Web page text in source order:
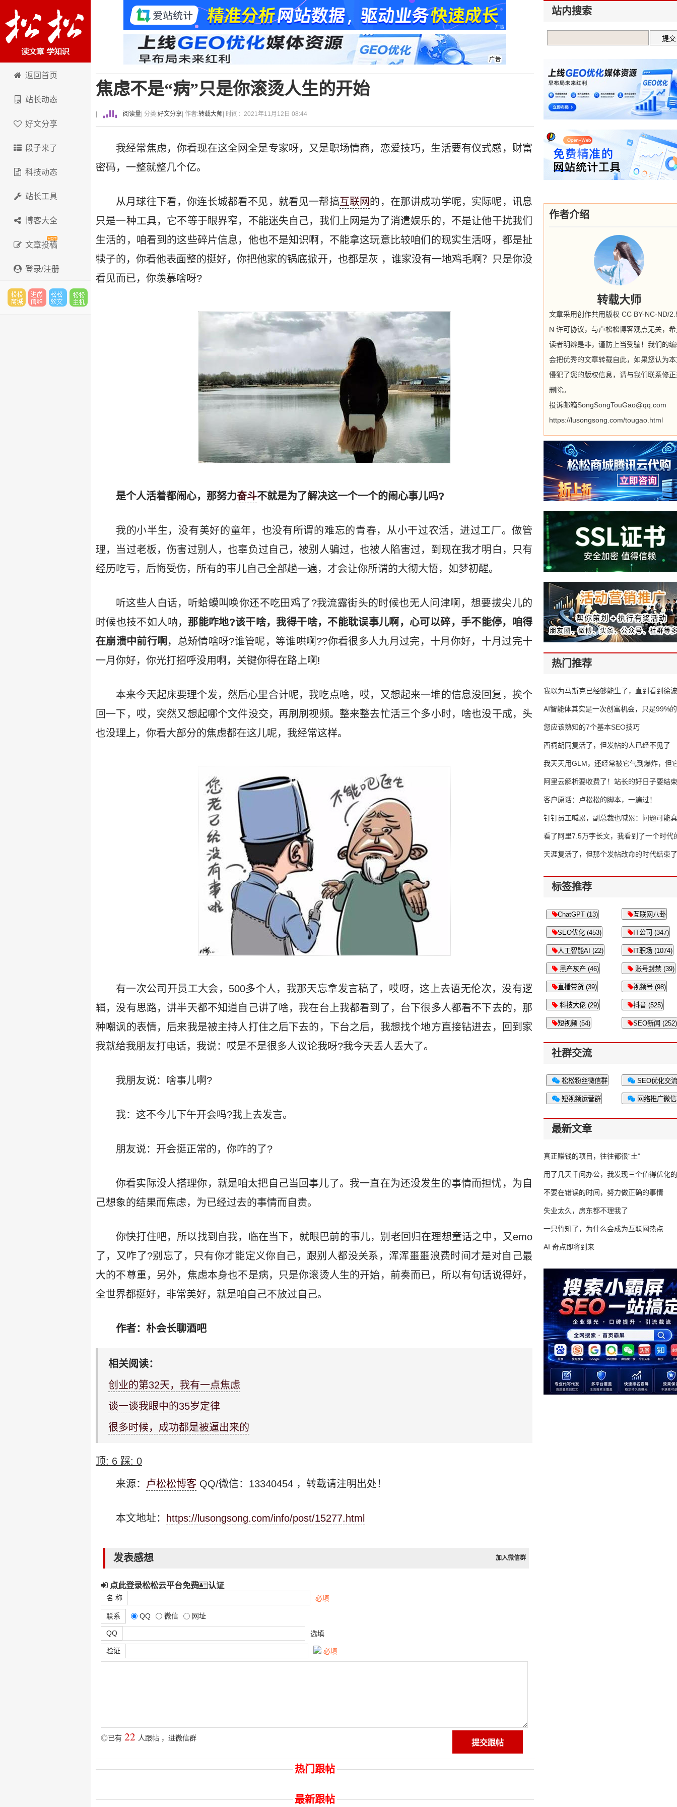
卢松松博客
返回首页
站长动态
好文分享
段子来了
科技动态
站长工具
博客大全
文章投稿
登录/注册
焦虑不是“病”只是你滚烫人生的开始
阅读量 | 分类:好文分享 | 作者:转载大师 | 时间：2021年11月12日 08:44
我经常焦虑，你看现在这全网全是专家呀，又是职场情商，恋爱技巧，生活要有仪式感，财富
密码，一整就整几个亿。
从月球往下看，你连长城都看不见，就看见一帮搞 互联网 的，在那讲成功学呢，实际呢，讯息
只是一种工具，它不等于眼界窄，不能迷失自己，我们上网是为了消遣娱乐的，不是让他干扰我们
生活的，咱看到的这些碎片信息，他也不是知识啊，不能拿这玩意比较咱们的现实生活呀，都是扯
犊子的，你看他表面整的挺好，你把他家的锅底掀开，也都是灰 ，谁家没有一地鸡毛啊？只是你没
看见而已，你羡慕啥呀?
是个人活着都闹心，那努力奋斗不就是为了解决这一个一个的闹心事儿吗?
我的小半生，没有美好的童年，也没有所谓的难忘的青春，从小干过农活，进过工厂。做管
理，当过老板，伤害过别人，也辜负过自己，被别人骗过，也被人陷害过，到现在我才明白，只有
经历吃亏，后悔受伤，所有的事儿自己全部趟一遍，才会让你所谓的大彻大悟，如梦初醒。
听这些人白话，听蛤蟆叫唤你还不吃田鸡了?我流露街头的时候也无人问津啊，想要拔尖儿的
时候也技不如人呐， 那能咋地?该干啥，我得干啥，不能耽误事儿啊，心可以碎，手不能停，咱得
在崩溃中前行啊 ，总矫情啥呀?谁管呢，等谁哄啊??你看很多人九月过完，十月你好，十月过完十
一月你好，你光打招呼没用啊，关键你得在路上啊!
本来今天起床要理个发，然后心里合计呢，我吃点啥，哎，又想起来一堆的信息没回复，挨个
回一下，哎，突然又想起哪个文件没交，再刷刷视频。整来整去忙活三个多小时，啥也没干成，头
也没理上，你看大部分的焦虑都在这儿呢，我经常这样。
有一次公司开员工大会，500多个人，我那天忘拿发言稿了，哎呀，这上去语无伦次，没有逻
辑，没有思路，讲半天都不知道自己讲了啥，我在台上我都看到了，台下很多人都看不下去的，那
种嘲讽的表情，后来我是被主持人打住之后下去的，下台之后，我想找个地方直接钻进去，回到家
我就给我朋友打电话，我说：哎是不是很多人议论我呀?我今天丢人丢大了。
我朋友说：啥事儿啊?
我：这不今儿下午开会吗?我上去发言。
朋友说：开会挺正常的，你咋的了?
你看实际没人搭理你，就是咱太把自己当回事儿了。我一直在为还没发生的事情而担忧，为自
己想象的结果而焦虑，为已经过去的事情而自责。
你快打住吧，所以找到自我，临在当下，就眼巴前的事儿，别老回归在理想童话之中，又emo
了，又咋了?别忘了，只有你才能定义你自己，跟别人都没关系，浑浑噩噩浪费时间才是对自己最
大的不尊重，另外，焦虑本身也不是病，只是你滚烫人生的开始，前奏而已，所以有句话说得好，
全世界都挺好，非常美好，就是咱自己不放过自己。
作者：朴会长聊酒吧
相关阅读：
创业的第32天，我有一点焦虑
谈一谈我眼中的35岁定律
很多时候，成功都是被逼出来的
顶: 6 踩: 0
来源： 卢松松博客 QQ/微信：13340454 ，转载请注明出处！
本文地址： https://lusongsong.com/info/post/15277.html
发表感想 加入微信群
点此登录松松云平台免费 认证
名 称 必填
联系 QQ 微信 网址
QQ 选填
验证 必填
◎已有 22 人跟帖 ， 进微信群
热门跟帖
最新跟帖
站内搜索
作者介绍
转载大师
文章采用创作共用版权 CC BY-NC-ND/
N 许可协议，与卢松松博客观点无关，
读者明辨是非，谨防上当受骗！我们的
会把优秀的文章转载自此，如果您认为
侵犯了您的版权信息，请与我们联系修
删除。
投诉邮箱SongSongTouGao@qq.com
https://lusongsong.com/tougao.html
热门推荐
我以为马斯克已经够能生了，直到看到
AI智能体其实是一次创富机会，只是99%
错过了
您应该熟知的7个基本SEO技巧
西祠胡同复活了，但发帖的人已经不见了
我天天用GLM，还经常被它气到爆炸，但
16万亿
阿里云解析要收费了！站长的好日子要结
客户原话：卢松松的脚本，一遍过！
钉钉员工喊累，副总裁也喊累：问题可能
了
看了阿里7.5万字长文，我看到了一个时代
天涯复活了，但那个发帖改命的时代结束了
标签推荐
ChatGPT (13) 互联网八卦
SEO优化 (453) IT公司 (347)
人工智能AI (22) IT职场 (1074)
黑产灰产 (46) 账号封禁 (39)
直播带货 (39) 视频号 (98)
科技大佬 (29) 抖音 (525)
短视频 (54) SEO新闻 (252)
社群交流
松松粉丝微信群 SEO优化交
短视频运营群 网络推广微
最新文章
真正赚钱的项目，往往都很“土”
用了几天千问办公，我发现三个值得优化
不要在错误的时间，努力做正确的事情
失业太久，房东都不理我了
一只竹知了，为什么会成为互联网热点
AI 奇点即将到来